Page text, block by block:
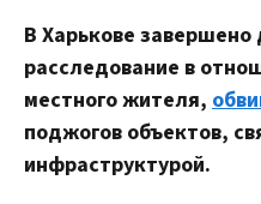
В Харькове завершено
расследование в
местного жителя,
поджогов объектов,
инфраструктурой.